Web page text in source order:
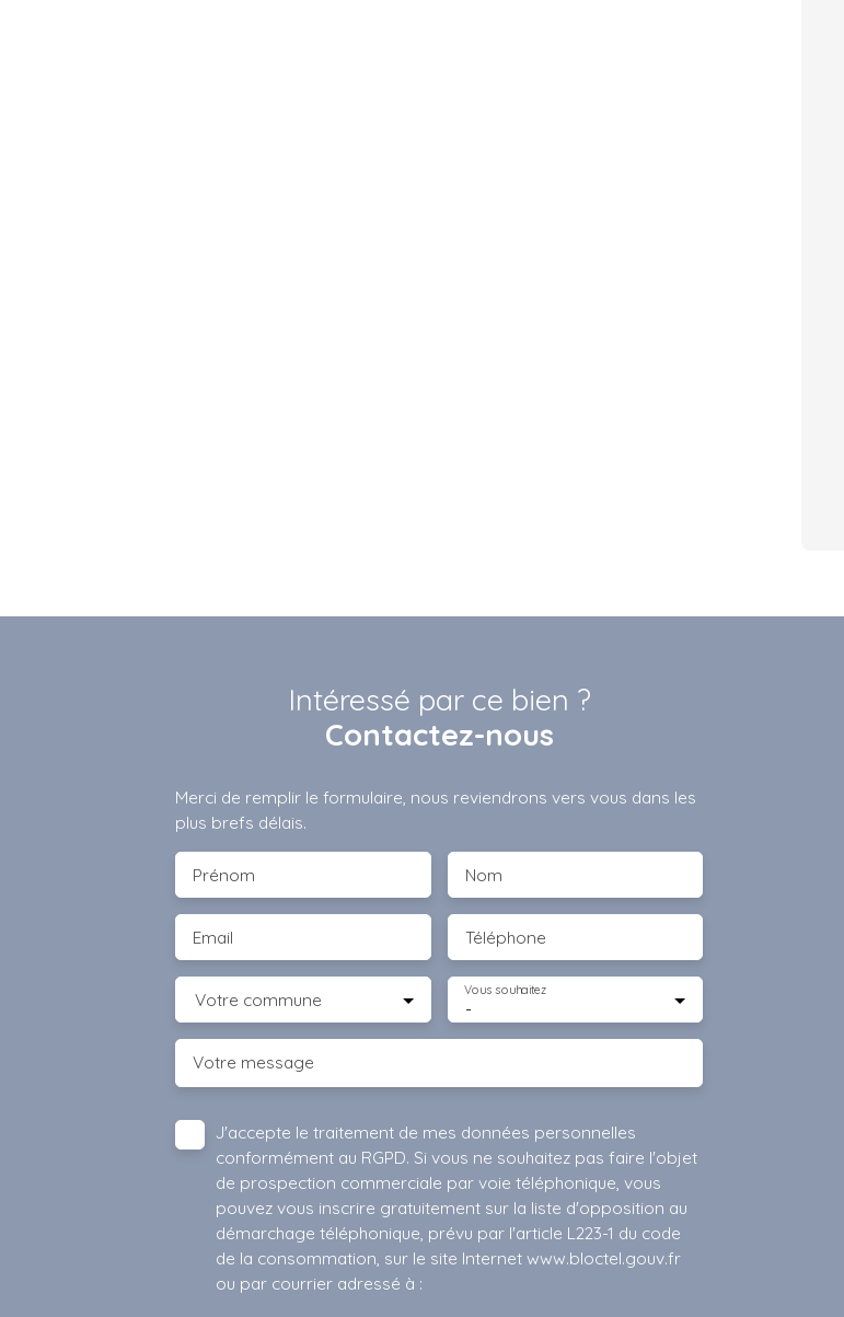
Intéressé par ce bien ?
Contactez-nous
Merci de remplir le formulaire, nous reviendrons vers vous dans les
plus brefs délais.
Prénom Nom
Email Téléphone
Votre commune -
Vous souhaitez
Votre message
J'accepte le traitement de mes données personnelles
conformément au RGPD. Si vous ne souhaitez pas faire l'objet
de prospection commerciale par voie téléphonique, vous
pouvez vous inscrire gratuitement sur la liste d'opposition au
démarchage téléphonique, prévu par l'article L223-1 du code
de la consommation, sur le site Internet www.bloctel.gouv.fr
ou par courrier adressé à :